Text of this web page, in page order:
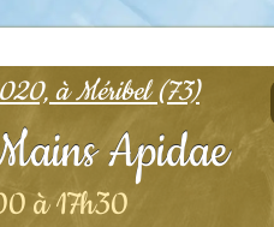
à Méribel (73)
Apidae
à 17h30